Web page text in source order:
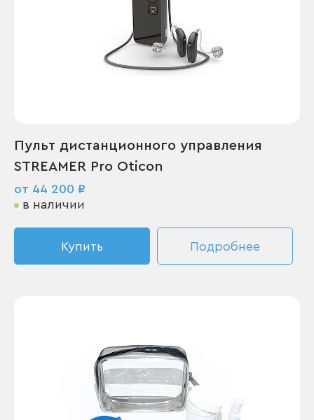
Пульт дистанционного управления
STREAMER Pro Oticon
от 44 200 ₽
в наличии
Купить Подробнее